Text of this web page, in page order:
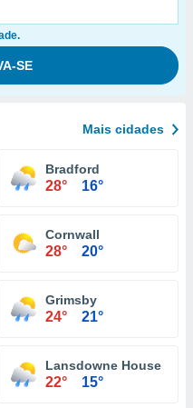
Mais cidades
Bradford
28° 16°
Cornwall
28° 20°
Grimsby
24° 21°
Lansdowne House
22° 15°